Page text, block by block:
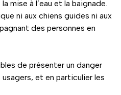
mise à l’eau et la baignade.
ni aux chiens guides ni aux
des personnes en
de présenter un danger
et en particulier les